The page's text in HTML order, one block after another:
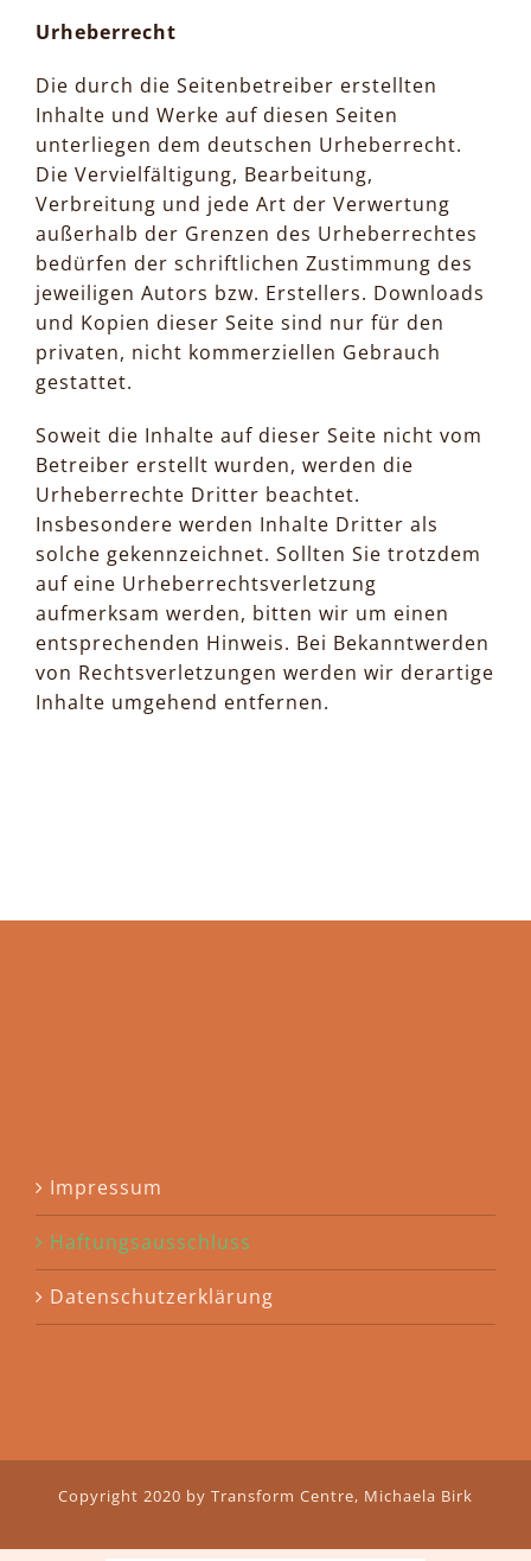
Urheberrecht
Die durch die Seitenbetreiber erstellten
Inhalte und Werke auf diesen Seiten
unterliegen dem deutschen Urheberrecht.
Die Vervielfältigung, Bearbeitung,
Verbreitung und jede Art der Verwertung
außerhalb der Grenzen des Urheberrechtes
bedürfen der schriftlichen Zustimmung des
jeweiligen Autors bzw. Erstellers. Downloads
und Kopien dieser Seite sind nur für den
privaten, nicht kommerziellen Gebrauch
gestattet.
Soweit die Inhalte auf dieser Seite nicht vom
Betreiber erstellt wurden, werden die
Urheberrechte Dritter beachtet.
Insbesondere werden Inhalte Dritter als
solche gekennzeichnet. Sollten Sie trotzdem
auf eine Urheberrechtsverletzung
aufmerksam werden, bitten wir um einen
entsprechenden Hinweis. Bei Bekanntwerden
von Rechtsverletzungen werden wir derartige
Inhalte umgehend entfernen.
Impressum
Haftungsausschluss
Datenschutzerklärung
Copyright 2020 by Transform Centre, Michaela Birk